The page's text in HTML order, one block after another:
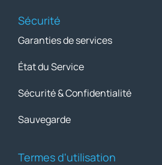
Sécurité
Garanties de services
État du Service
Sécurité & Confidentialité
Sauvegarde
Termes d'utilisation